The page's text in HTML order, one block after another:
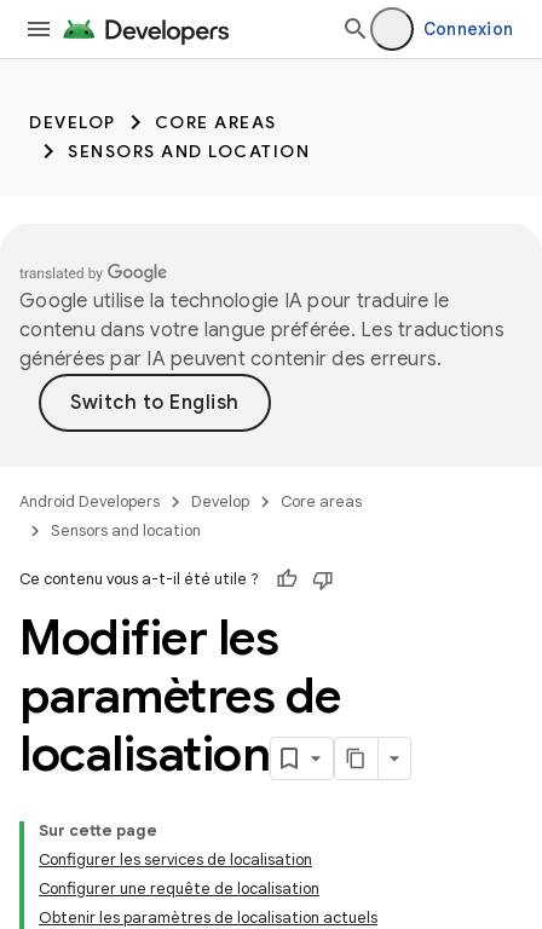
trait:citc
Connexion
DEVELOP
CORE AREAS
SENSORS AND LOCATION
Google utilise la technologie IA pour traduire le
contenu dans votre langue préférée. Les traductions
générées par IA peuvent contenir des erreurs.
Android Developers Develop
Core areas
Sensors and location
Ce contenu vous a-t-il été utile ?
Modifier les
paramètres de
localisation
Sur cette page
Configurer les services de localisation
Configurer une requête de localisation
Obtenir les paramètres de localisation actuels